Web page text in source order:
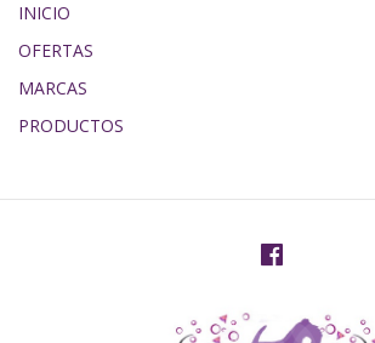
INICIO
OFERTAS
MARCAS
PRODUCTOS